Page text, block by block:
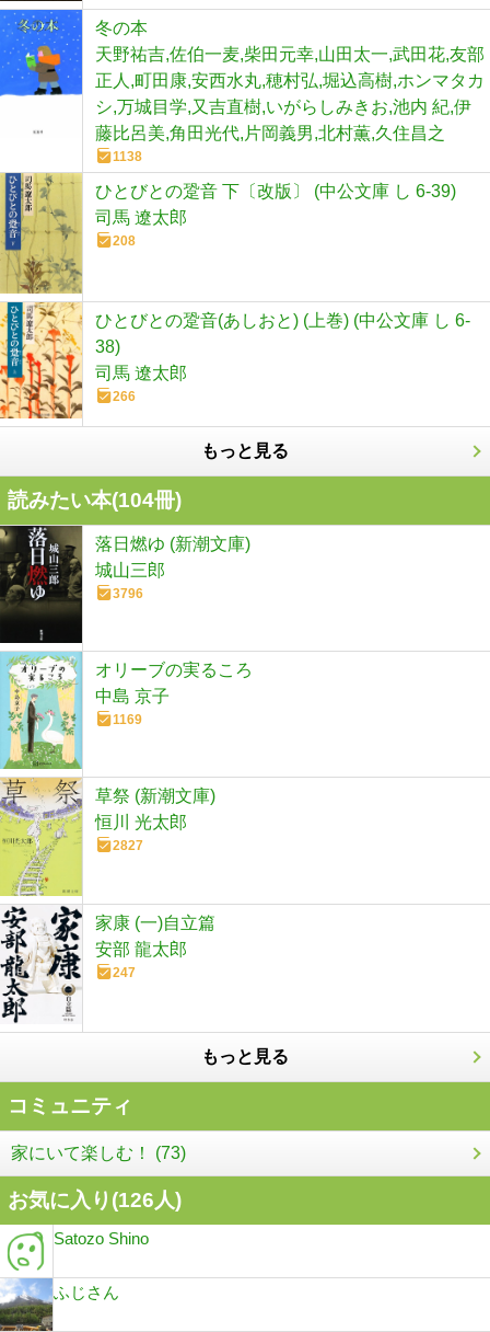
冬の本
天野祐吉,佐伯一麦,柴田元幸,山田太一,武田花,友部
正人,町田康,安西水丸,穂村弘,堀込高樹,ホンマタカ
シ,万城目学,又吉直樹,いがらしみきお,池内 紀,伊
藤比呂美,角田光代,片岡義男,北村薫,久住昌之
1138
ひとびとの跫音 下〔改版〕 (中公文庫 し 6-39)
司馬 遼太郎
208
ひとびとの跫音(あしおと) (上巻) (中公文庫 し 6-
38)
司馬 遼太郎
266
もっと見る
読みたい本(104冊)
落日燃ゆ (新潮文庫)
城山三郎
3796
オリーブの実るころ
中島 京子
1169
草祭 (新潮文庫)
恒川 光太郎
2827
家康 (一)自立篇
安部 龍太郎
247
もっと見る
コミュニティ
家にいて楽しむ！ (73)
お気に入り(126人)
Satozo Shino
ふじさん